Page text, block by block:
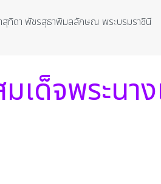
สุทิดา พัชรสุธาพิมลลักษณ พระบรมราชินี
ด็จพระนา